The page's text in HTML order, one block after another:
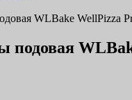
WLBake WellPizza
подовая